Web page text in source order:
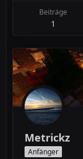
Beiträge
1
Metrickz
Anfänger